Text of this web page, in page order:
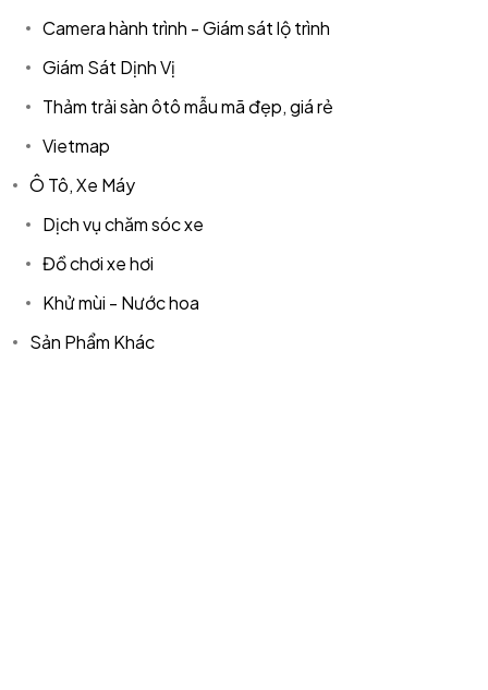
Camera hành trình - Giám sát lộ trình
Giám Sát Dịnh Vị
Thảm trải sàn ôtô mẫu mã đẹp, giá rẻ
Vietmap
Ô Tô, Xe Máy
Dịch vụ chăm sóc xe
Đồ chơi xe hơi
Khử mùi - Nước hoa
Sản Phẩm Khác
IN MIND?
Let's Talk
©2024 T.Nine, All Rights Reserved.